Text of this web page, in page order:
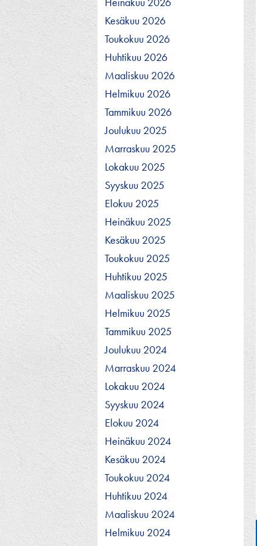
Kesäkuu 2026
Toukokuu 2026
Huhtikuu 2026
Maaliskuu 2026
Helmikuu 2026
Tammikuu 2026
Joulukuu 2025
Marraskuu 2025
Lokakuu 2025
Syyskuu 2025
Elokuu 2025
Heinäkuu 2025
Kesäkuu 2025
Toukokuu 2025
Huhtikuu 2025
Maaliskuu 2025
Helmikuu 2025
Tammikuu 2025
Joulukuu 2024
Marraskuu 2024
Lokakuu 2024
Syyskuu 2024
Elokuu 2024
Heinäkuu 2024
Kesäkuu 2024
Toukokuu 2024
Huhtikuu 2024
Maaliskuu 2024
Helmikuu 2024